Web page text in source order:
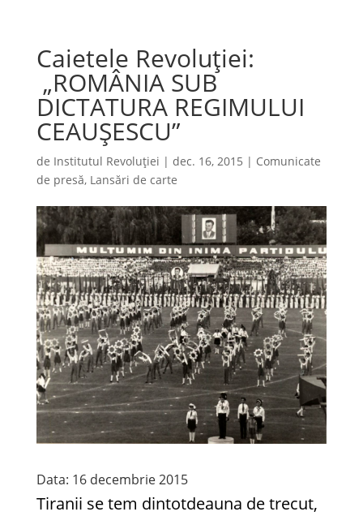
Caietele Revoluției:
„ROMÂNIA SUB
DICTATURA REGIMULUI
CEAUȘESCU”
de Institutul Revoluției | dec. 16, 2015 | Comunicate
de presă, Lansări de carte
Data: 16 decembrie 2015
Tiranii se tem dintotdeauna de trecut,